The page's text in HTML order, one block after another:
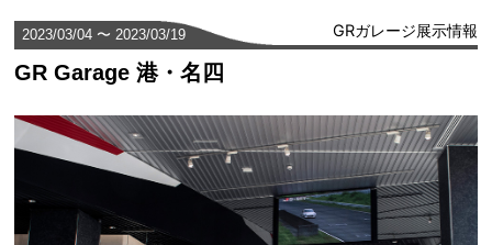
2023/03/04 〜 2023/03/19 GRガレージ展示情報
GR Garage 港・名四